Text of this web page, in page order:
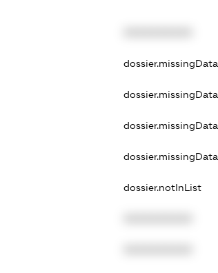
dossier.missingData
dossier.missingData
dossier.missingData
dossier.missingData
dossier.notInList